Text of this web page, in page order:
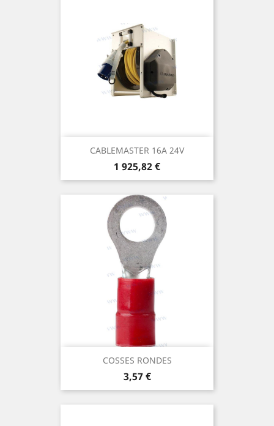
CABLEMASTER 16A 24V
Prix
1 925,82 €
COSSES RONDES
Prix
3,57 €